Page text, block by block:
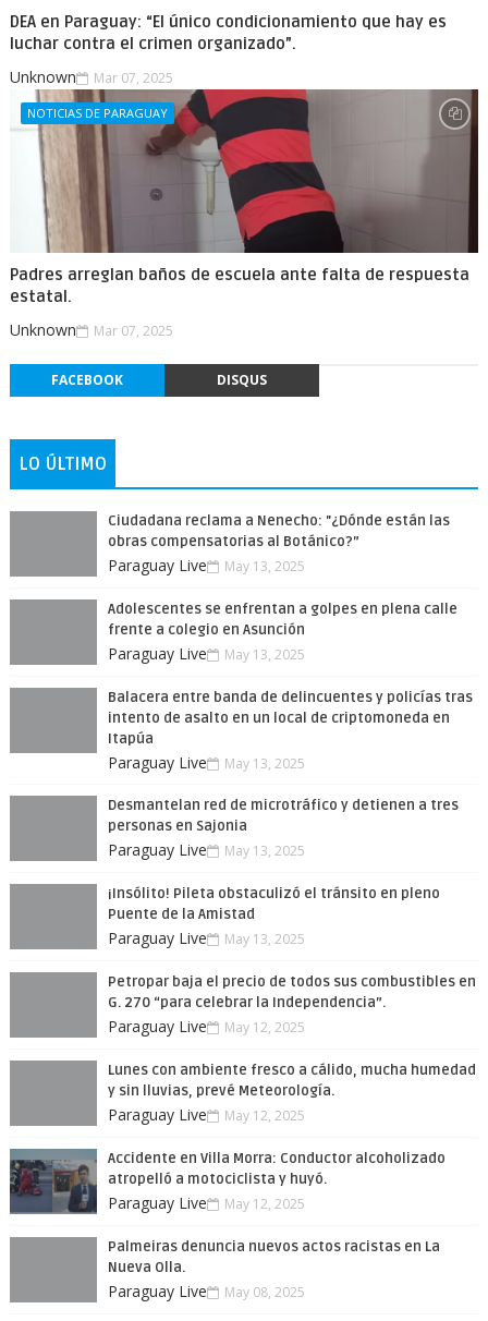
DEA en Paraguay: “El único condicionamiento que hay es
luchar contra el crimen organizado”.
Unknown Mar 07, 2025
NOTICIAS DE PARAGUAY
Padres arreglan baños de escuela ante falta de respuesta
estatal.
Unknown Mar 07, 2025
FACEBOOK DISQUS
LO ÚLTIMO
Ciudadana reclama a Nenecho: "¿Dónde están las
obras compensatorias al Botánico?”
Paraguay Live May 13, 2025
Adolescentes se enfrentan a golpes en plena calle
frente a colegio en Asunción
Paraguay Live May 13, 2025
Balacera entre banda de delincuentes y policías tras
intento de asalto en un local de criptomoneda en
Itapúa
Paraguay Live May 13, 2025
Desmantelan red de microtráfico y detienen a tres
personas en Sajonia
Paraguay Live May 13, 2025
¡Insólito! Pileta obstaculizó el tránsito en pleno
Puente de la Amistad
Paraguay Live May 13, 2025
Petropar baja el precio de todos sus combustibles en
G. 270 “para celebrar la Independencia”.
Paraguay Live May 12, 2025
Lunes con ambiente fresco a cálido, mucha humedad
y sin lluvias, prevé Meteorología.
Paraguay Live May 12, 2025
Accidente en Villa Morra: Conductor alcoholizado
atropelló a motociclista y huyó.
Paraguay Live May 12, 2025
Palmeiras denuncia nuevos actos racistas en La
Nueva Olla.
Paraguay Live May 08, 2025